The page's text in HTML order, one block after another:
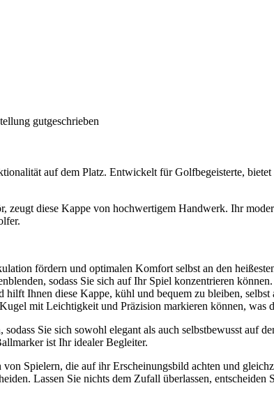
gutgeschrieben
auf dem Platz. Entwickelt für Golfbegeisterte,
diese Kappe von hochwertigem Handwerk. Ihr
fördern und optimalen Komfort selbst an den
sodass Sie sich auf Ihr Spiel konzentrieren können.
hilft Ihnen diese Kappe, kühl und bequem zu bleiben, selbst
mit Leichtigkeit und Präzision markieren können, was
Sie sich sowohl elegant als auch selbstbewusst auf
ist Ihr idealer Begleiter.
Spielern, die auf ihr Erscheinungsbild achten und
Lassen Sie nichts dem Zufall überlassen,